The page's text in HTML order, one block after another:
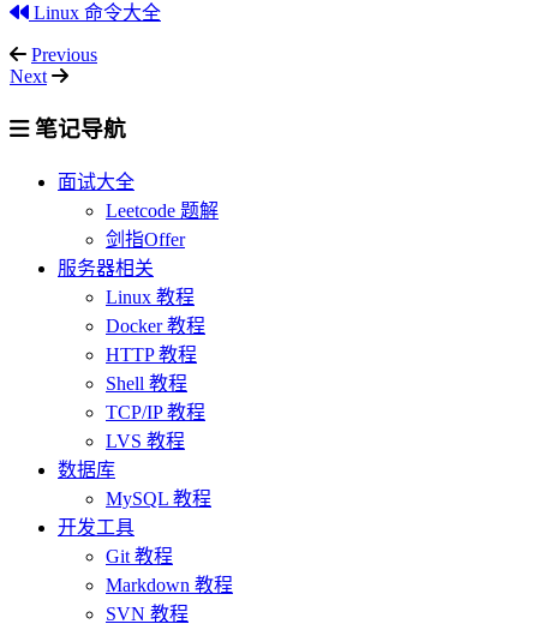
Linux 命令大全
Previous
Next
笔记导航
面试大全
Leetcode 题解
剑指Offer
服务器相关
Linux 教程
Docker 教程
HTTP 教程
Shell 教程
TCP/IP 教程
LVS 教程
数据库
MySQL 教程
开发工具
Git 教程
Markdown 教程
SVN 教程